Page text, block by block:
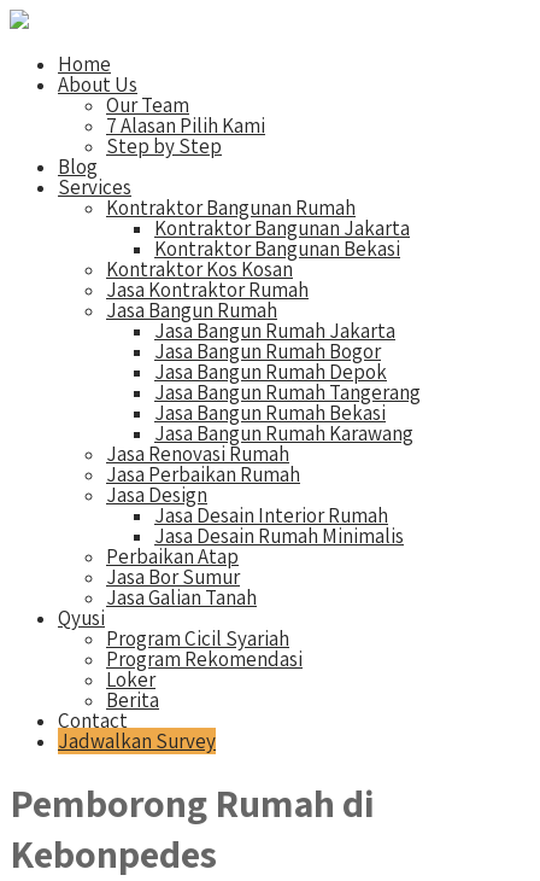
Home
About Us
Our Team
7 Alasan Pilih Kami
Step by Step
Blog
Services
Kontraktor Bangunan Rumah
Kontraktor Bangunan Jakarta
Kontraktor Bangunan Bekasi
Kontraktor Kos Kosan
Jasa Kontraktor Rumah
Jasa Bangun Rumah
Jasa Bangun Rumah Jakarta
Jasa Bangun Rumah Bogor
Jasa Bangun Rumah Depok
Jasa Bangun Rumah Tangerang
Jasa Bangun Rumah Bekasi
Jasa Bangun Rumah Karawang
Jasa Renovasi Rumah
Jasa Perbaikan Rumah
Jasa Design
Jasa Desain Interior Rumah
Jasa Desain Rumah Minimalis
Perbaikan Atap
Jasa Bor Sumur
Jasa Galian Tanah
Qyusi
Program Cicil Syariah
Program Rekomendasi
Loker
Berita
Contact
Jadwalkan Survey
Pemborong Rumah di
Kebonpedes